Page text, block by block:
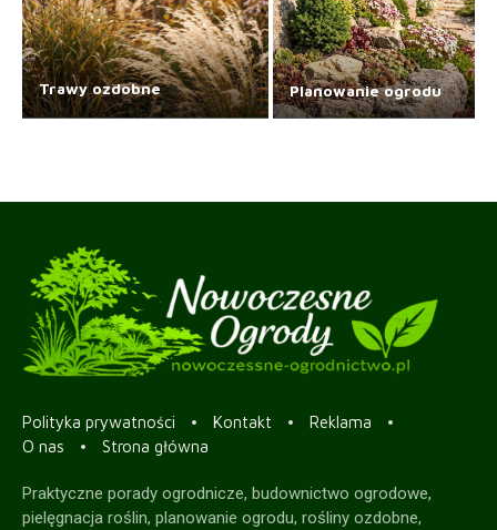
Trawy ozdobne Planowanie ogrodu
Polityka prywatności Kontakt
Reklama
O nas
Strona główna
Praktyczne porady ogrodnicze, budownictwo ogrodowe,
pielęgnacja roślin, planowanie ogrodu, rośliny ozdobne,